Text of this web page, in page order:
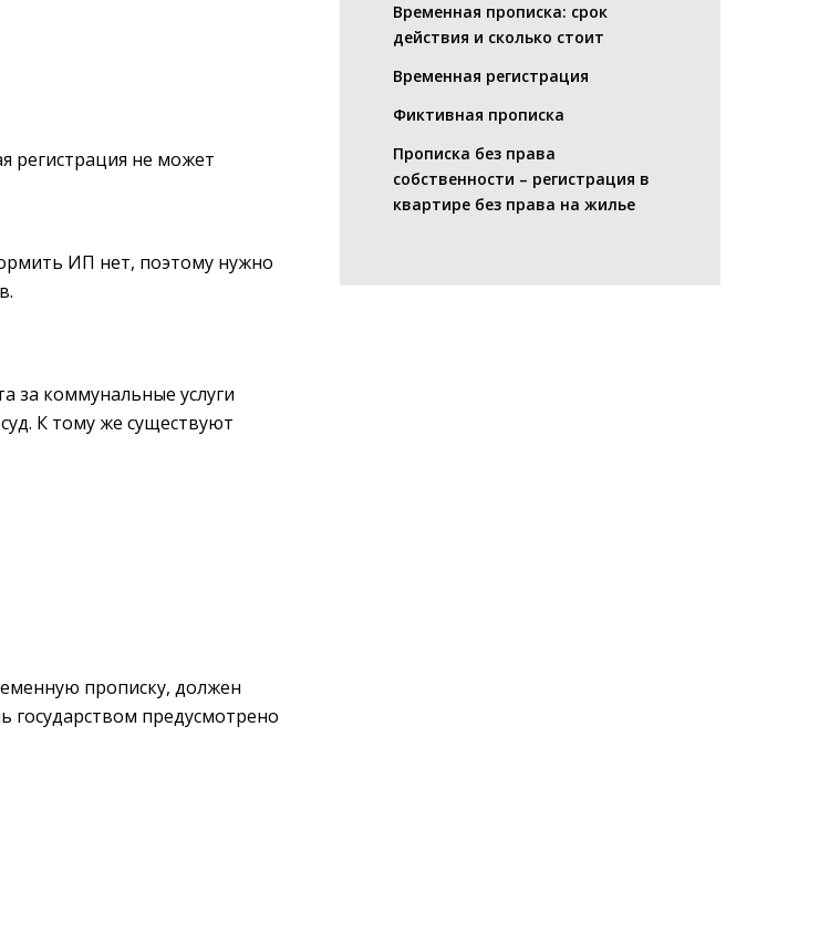
регистрация не может
ИП нет, поэтому нужно
за коммунальные услуги
К тому же существуют
прописку, должен
государством предусмотрено
Временная прописка: срок
действия и сколько стоит
Временная регистрация
Фиктивная прописка
Прописка без права
собственности – регистрация в
квартире без права на жилье